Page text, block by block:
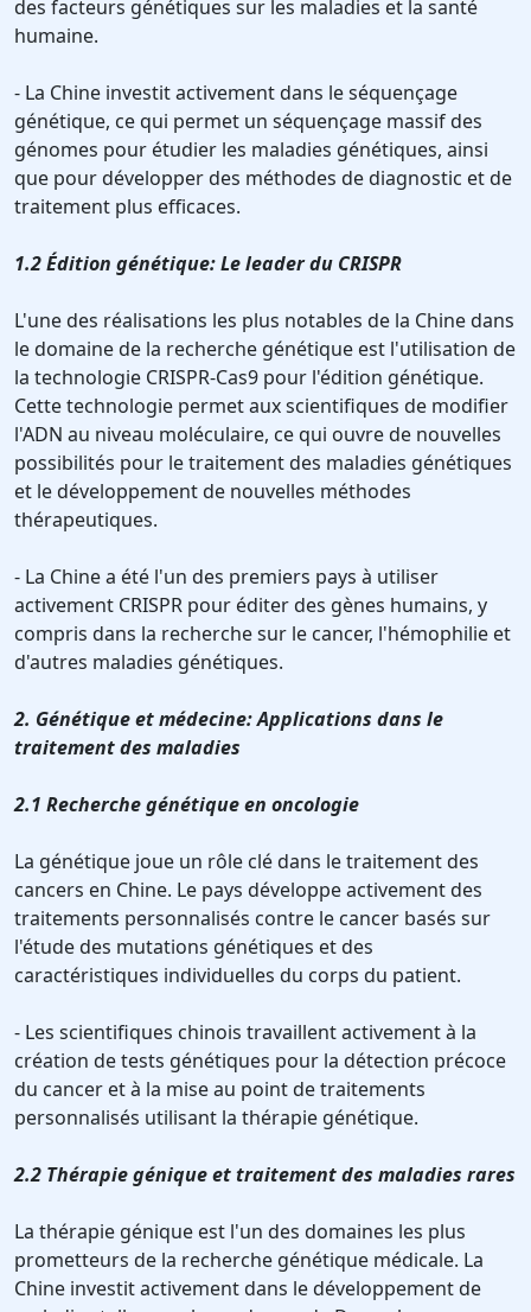
des facteurs génétiques sur les maladies et la santé
humaine.
- La Chine investit activement dans le séquençage
génétique, ce qui permet un séquençage massif des
génomes pour étudier les maladies génétiques, ainsi
que pour développer des méthodes de diagnostic et de
traitement plus efficaces.
1.2 Édition génétique: Le leader du CRISPR
L'une des réalisations les plus notables de la Chine dans
le domaine de la recherche génétique est l'utilisation de
la technologie CRISPR-Cas9 pour l'édition génétique.
Cette technologie permet aux scientifiques de modifier
l'ADN au niveau moléculaire, ce qui ouvre de nouvelles
possibilités pour le traitement des maladies génétiques
et le développement de nouvelles méthodes
thérapeutiques.
- La Chine a été l'un des premiers pays à utiliser
activement CRISPR pour éditer des gènes humains, y
compris dans la recherche sur le cancer, l'hémophilie et
d'autres maladies génétiques.
2. Génétique et médecine: Applications dans le
traitement des maladies
2.1 Recherche génétique en oncologie
La génétique joue un rôle clé dans le traitement des
cancers en Chine. Le pays développe activement des
traitements personnalisés contre le cancer basés sur
l'étude des mutations génétiques et des
caractéristiques individuelles du corps du patient.
- Les scientifiques chinois travaillent activement à la
création de tests génétiques pour la détection précoce
du cancer et à la mise au point de traitements
personnalisés utilisant la thérapie génétique.
2.2 Thérapie génique et traitement des maladies rares
La thérapie génique est l'un des domaines les plus
prometteurs de la recherche génétique médicale. La
Chine investit activement dans le développement de